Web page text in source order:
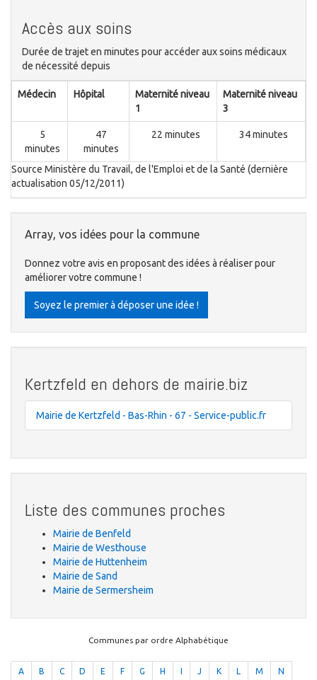
Accès aux soins
Durée de trajet en minutes pour accéder aux soins médicaux
de nécessité depuis
Médecin Hôpital
Maternité niveau
1
Maternité niveau
3
5
minutes
47
minutes
22 minutes 34 minutes
Source Ministère du Travail, de l'Emploi et de la Santé (dernière
actualisation 05/12/2011)
Array, vos idées pour la commune
Donnez votre avis en proposant des idées à réaliser pour
améliorer votre commune !
Soyez le premier à déposer une idée !
Kertzfeld en dehors de mairie.biz
Mairie de Kertzfeld - Bas-Rhin - 67 - Service-public.fr
Liste des communes proches
Mairie de Benfeld
Mairie de Westhouse
Mairie de Huttenheim
Mairie de Sand
Mairie de Sermersheim
Communes par ordre Alphabétique
A B C D E F G H J K L M N